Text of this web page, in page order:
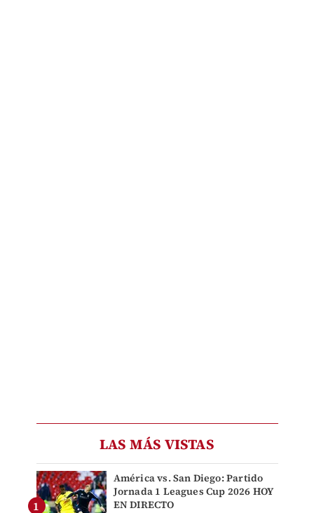
LAS MÁS VISTAS
América vs. San Diego: Partido
Jornada 1 Leagues Cup 2026 HOY
EN DIRECTO